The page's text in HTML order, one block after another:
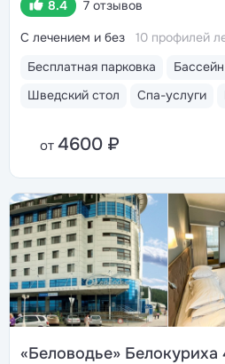
8.4 7 отзывов
Бесплатная парковка
Шведский стол
Спа-услуги
С лечением и без 10 профилей
от 4600 ₽
«Беловодье» Белокуриха